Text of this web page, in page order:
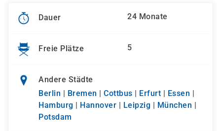
Dauer 24 Monate
Freie Plätze 5
Andere Städte
Berlin
Bremen Cottbus Erfurt Essen
Hamburg
Hannover Leipzig München
Potsdam